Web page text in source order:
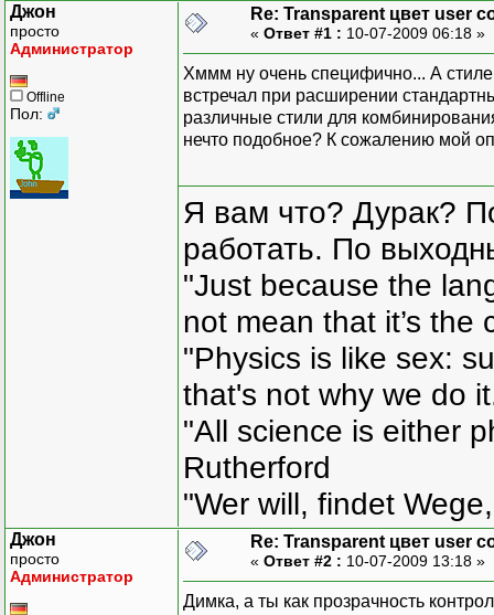
Джон
просто
Администратор
Offline
Пол:
Re: Transparent цвет user
« Ответ #1 : 10-07-2009 06:18 »
Хммм ну очень специфично... А
встречал при расширении
различные стили для
нечто подобное? К сожалению мой
Я вам что? Дурак?
работать. По
"Just because the
not mean that it’s the
"Physics is like sex:
that's not why we do
"All science is either
Rutherford
"Wer will, findet
Джон
просто
Администратор
Re: Transparent цвет user
« Ответ #2 : 10-07-2009 13:18 »
Димка, а ты как прозрачность